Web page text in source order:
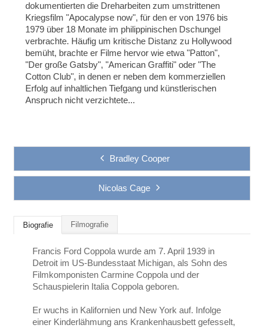
dokumentierten die Dreharbeiten zum umstrittenen
Kriegsfilm "Apocalypse now", für den er von 1976 bis
1979 über 18 Monate im philippinischen Dschungel
verbrachte. Häufig um kritische Distanz zu Hollywood
bemüht, brachte er Filme hervor wie etwa "Patton",
"Der große Gatsby", "American Graffiti" oder "The
Cotton Club", in denen er neben dem kommerziellen
Erfolg auf inhaltlichen Tiefgang und künstlerischen
Anspruch nicht verzichtete...
Bradley Cooper
Nicolas Cage
Biografie Filmografie
Francis Ford Coppola wurde am 7. April 1939 in
Detroit im US-Bundesstaat Michigan, als Sohn des
Filmkomponisten Carmine Coppola und der
Schauspielerin Italia Coppola geboren.
Er wuchs in Kalifornien und New York auf. Infolge
einer Kinderlähmung ans Krankenhausbett gefesselt,